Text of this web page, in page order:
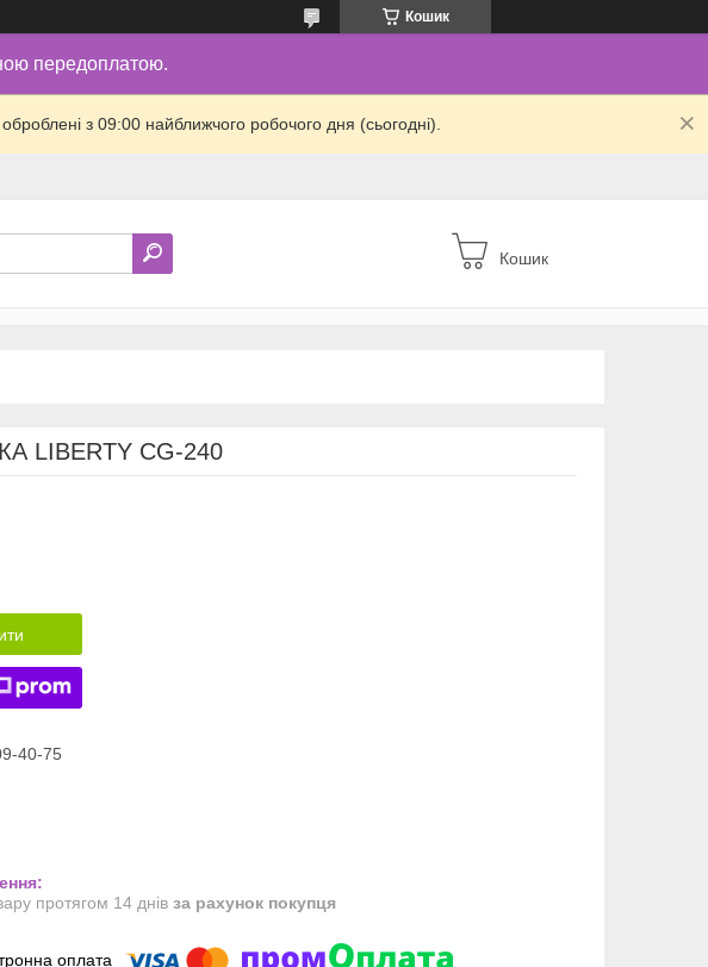
Кошик
передоплатою.
з 09:00 найближчого робочого дня (сьогодні).
Кошик
LIBERTY CG-240
40-75
протягом 14 днів за рахунок покупця